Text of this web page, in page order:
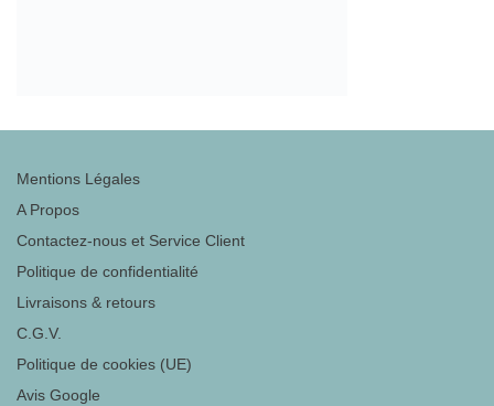
Mentions Légales
A Propos
Contactez-nous et Service Client
Politique de confidentialité
Livraisons & retours
C.G.V.
Politique de cookies (UE)
Avis Google